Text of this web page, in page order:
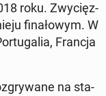
roku. Zwy­cięz­
fi­na­ło­wym. W
Francja
na sta­